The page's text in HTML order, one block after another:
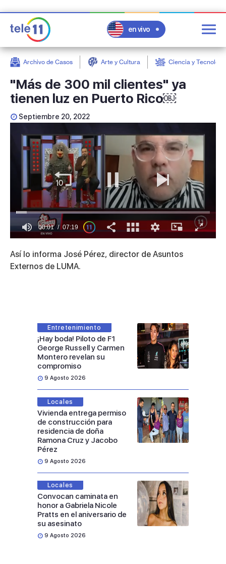
en vivo
Archivo de Casos Arte y Cultura Ciencia y
"Más de 300 mil clientes" ya
tienen luz en Puerto Rico￼
Septiembre 20, 2022
of
7
minutes,
00:01 07:19
Así lo informa José Pérez, director de Asuntos
Externos de LUMA.
Entretenimiento
¡Hay boda! Piloto de F1
George Russell y Carmen
Montero revelan su
compromiso
9 Agosto 2026
Locales
Vivienda entrega permiso
de construcción para
residencia de doña
Ramona Cruz y Jacobo
Pérez
9 Agosto 2026
Locales
Convocan caminata en
honor a Gabriela Nicole
Pratts en el aniversario de
su asesinato
9 Agosto 2026
post